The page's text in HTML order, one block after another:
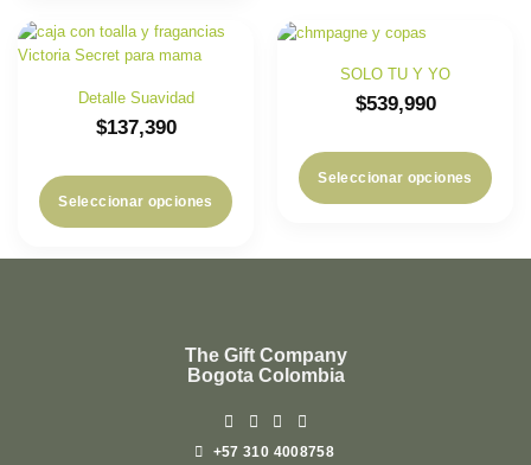
Detalle Suavidad
$137,390
Seleccionar opciones
SOLO TU Y YO
$539,990
Seleccionar opciones
The Gift Company
Bogota Colombia
+57 310 4008758